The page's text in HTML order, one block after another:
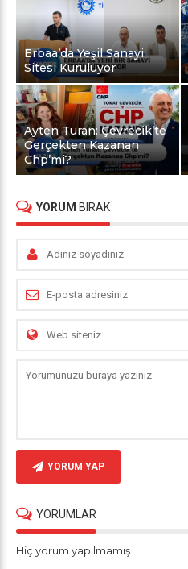
Erbaa’da Yeşil Sanayi
Sitesi Kuruluyor
Ayten Turan: Çevrecik’te
Gerçekten Kazanan
Chp’mi?
YORUM BIRAK
YORUM YAP
YORUMLAR
Hiç yorum yapılmamış.